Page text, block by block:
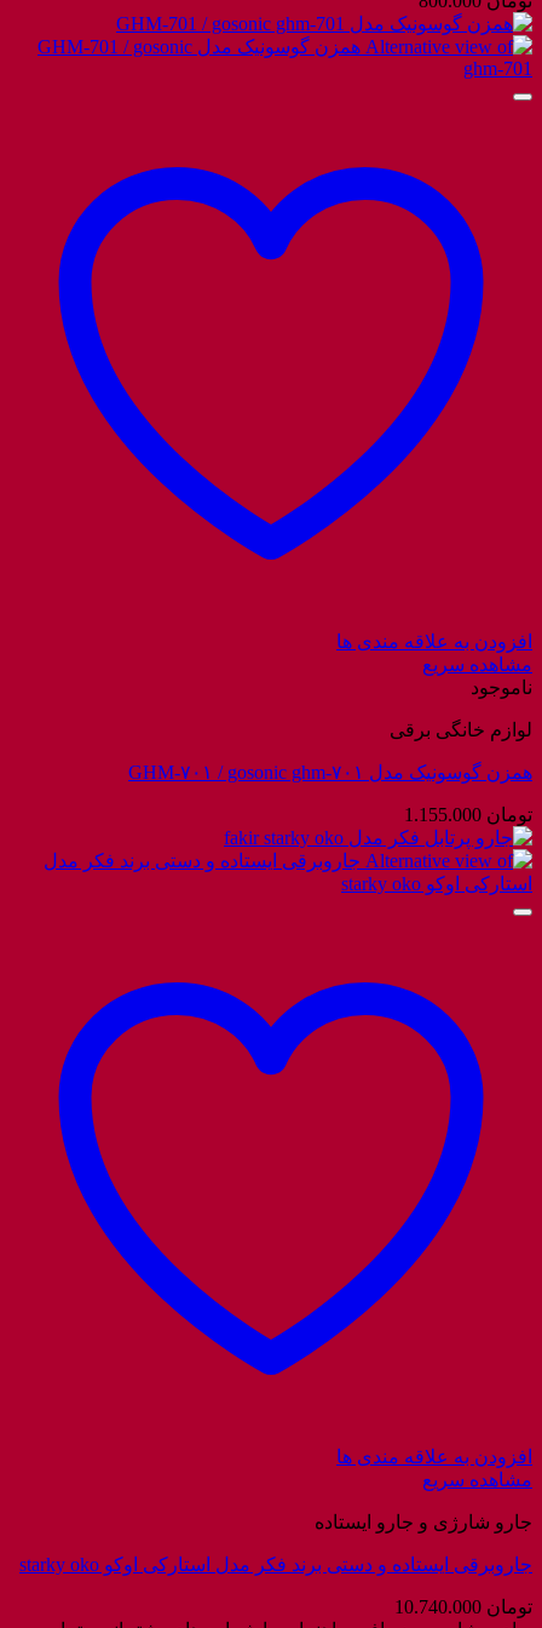
افزودن به علاقه مندی ها
مشاهده سریع
ناموجود
لوازم خانگی برقی
همزن گوسونیک مدل GHM-۷۰۱ / gosonic ghm-۷۰۱
تومان
افزودن به علاقه مندی ها
مشاهده سریع
جارو شارژی و جارو ایستاده
جاروبرقی ایستاده و دستی برند فکر مدل استارکی اوکو starky oko
تومان